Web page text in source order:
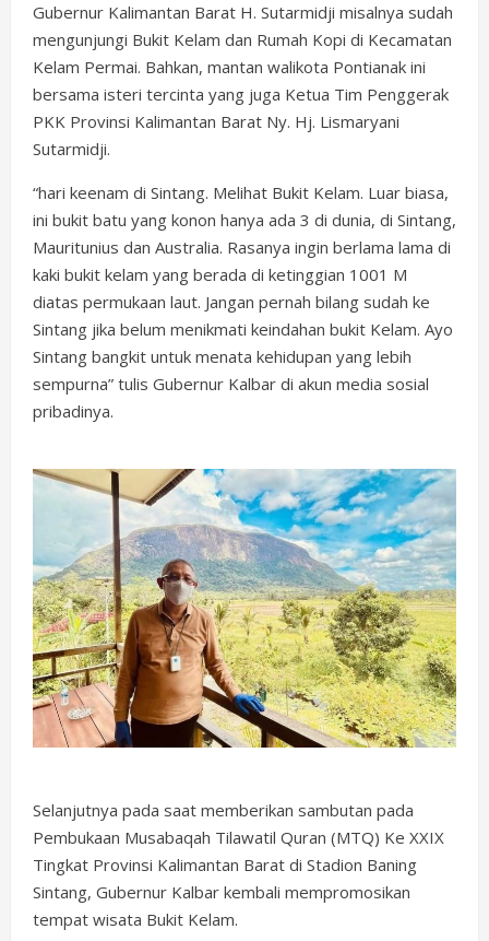
Gubernur Kalimantan Barat H. Sutarmidji misalnya sudah
mengunjungi Bukit Kelam dan Rumah Kopi di Kecamatan
Kelam Permai. Bahkan, mantan walikota Pontianak ini
bersama isteri tercinta yang juga Ketua Tim Penggerak
PKK Provinsi Kalimantan Barat Ny. Hj. Lismaryani
Sutarmidji.
“hari keenam di Sintang. Melihat Bukit Kelam. Luar biasa,
ini bukit batu yang konon hanya ada 3 di dunia, di Sintang,
Mauritunius dan Australia. Rasanya ingin berlama lama di
kaki bukit kelam yang berada di ketinggian 1001 M
diatas permukaan laut. Jangan pernah bilang sudah ke
Sintang jika belum menikmati keindahan bukit Kelam. Ayo
Sintang bangkit untuk menata kehidupan yang lebih
sempurna” tulis Gubernur Kalbar di akun media sosial
pribadinya.
Selanjutnya pada saat memberikan sambutan pada
Pembukaan Musabaqah Tilawatil Quran (MTQ) Ke XXIX
Tingkat Provinsi Kalimantan Barat di Stadion Baning
Sintang, Gubernur Kalbar kembali mempromosikan
tempat wisata Bukit Kelam.